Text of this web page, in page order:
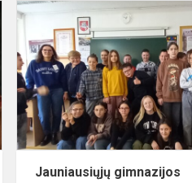
Pasižymėkite
balandžio
dieną
įvyks
tradicinis
Jauniausiųjų gimnazijos